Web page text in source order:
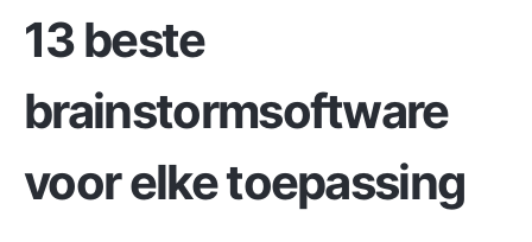
13 beste
brainstormsoftware
voor elke toepassing